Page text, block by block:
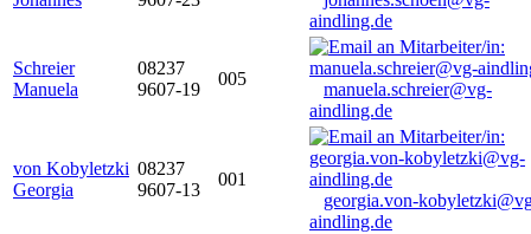
aindling.de
Schreier
Manuela
08237
9607-19
005
manuela.schreier@vg-
aindling.de
von Kobyletzki
Georgia
08237
9607-13
001
georgia.von-
aindling.de